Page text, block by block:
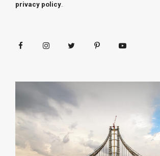
privacy policy.